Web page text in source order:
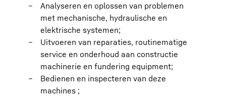
Analyseren en oplossen van problemen
met mechanische, hydraulische en
elektrische systemen;
Uitvoeren van reparaties, routinematige
service en onderhoud aan constructie
machinerie en fundering equipment;
Bedienen en inspecteren van deze
machines ;